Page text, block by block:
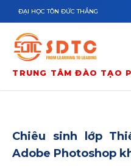
Nhảy đến nội dung
ĐẠI HỌC TÔN ĐỨC THẮNG
TRUNG TÂM ĐÀO TẠO
Chiêu sinh lớp
Adobe Photoshop